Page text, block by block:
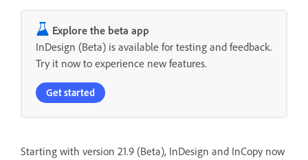
Explore the beta app
InDesign (Beta) is available for testing and feedback.
Try it now to experience new features.
Get started
Starting with version 21.9 (Beta), InDesign and InCopy now